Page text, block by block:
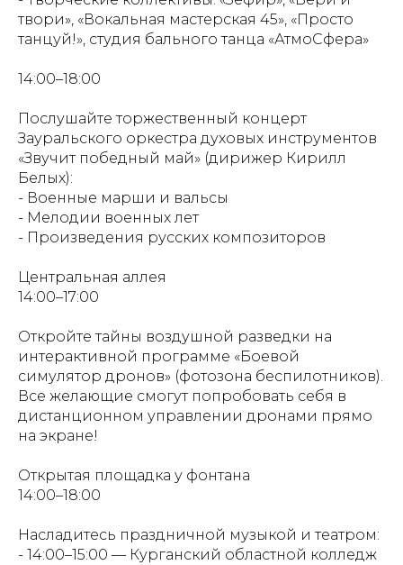
твори», «Вокальная мастерская 45», «Просто
танцуй!», студия бального танца «АтмоСфера»
14:00–18:00
Послушайте торжественный концерт
Зауральского оркестра духовых инструментов
«Звучит победный май» (дирижер Кирилл
Белых):
- Военные марши и вальсы
- Мелодии военных лет
- Произведения русских композиторов
Центральная аллея
14:00–17:00
Откройте тайны воздушной разведки на
интерактивной программе «Боевой
симулятор дронов» (фотозона беспилотников).
Все желающие смогут попробовать себя в
дистанционном управлении дронами прямо
на экране!
Открытая площадка у фонтана
14:00–18:00
Насладитесь праздничной музыкой и театром:
- 14:00–15:00 — Курганский областной колледж